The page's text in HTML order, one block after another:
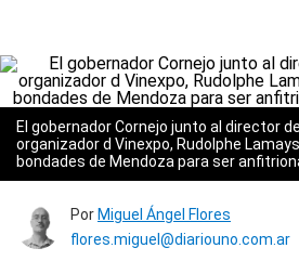
El gobernador Cornejo junto al director
organizador d Vinexpo, Rudolphe
bondades de Mendoza para ser
Por Miguel Ángel Flores
flores.miguel@diariouno.com.ar